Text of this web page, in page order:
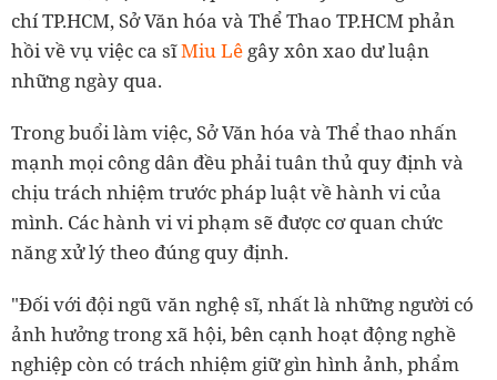
chí TP.HCM, Sở Văn hóa và Thể Thao TP.HCM phản
hồi về vụ việc ca sĩMiu Lê gây xôn xao dư luận
những ngày qua.
Trong buổi làm việc, Sở Văn hóa và Thể thao nhấn
mạnh mọi công dân đều phải tuân thủ quy định và
chịu trách nhiệm trước pháp luật về hành vi của
mình. Các hành vi vi phạm sẽ được cơ quan chức
năng xử lý theo đúng quy định.
"Đối với đội ngũ văn nghệ sĩ, nhất là những người có
ảnh hưởng trong xã hội, bên cạnh hoạt động nghề
nghiệp còn có trách nhiệm giữ gìn hình ảnh, phẩm